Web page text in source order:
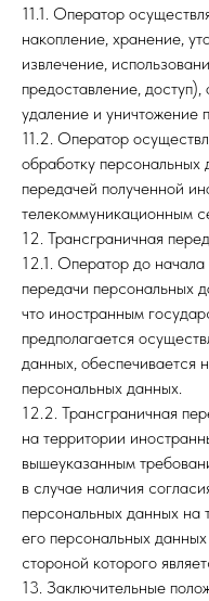
11.1. Оператор
накопление, хранение,
извлечение,
предоставление,
удаление и уничтожение
11.2. Оператор
обработку
передачей полученной
телекоммуникационным
12. Трансграничная
12.1. Оператор до
передачи персональных
что иностранным
предполагается
данных, обеспечивается
персональных данных.
12.2. Трансграничная
на территории
вышеуказанным
в случае наличия
персональных данных на
его персональных
стороной которого
13. Заключительные